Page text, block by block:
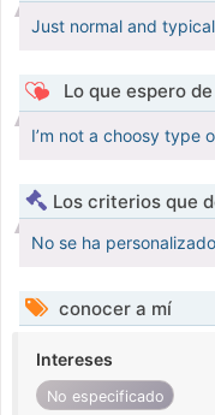
Just normal and typical
Lo que espero
I’m not a choosy type
Los criterios que
No se ha
conocer a mí
Intereses
No especificado